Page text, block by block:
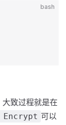
bash
致过程就是在
Encrypt 可以